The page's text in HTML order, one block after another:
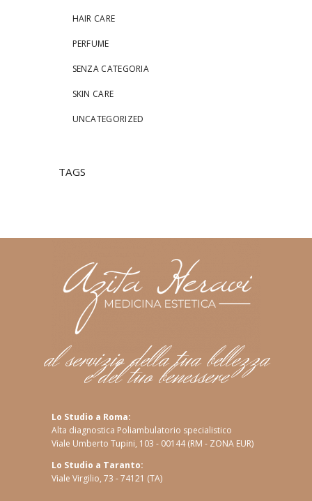
HAIR CARE
PERFUME
SENZA CATEGORIA
SKIN CARE
UNCATEGORIZED
TAGS
al servizio della tua bellezza
e del tuo benessere
Lo Studio a Roma:
Alta diagnostica Poliambulatorio specialistico
Viale Umberto Tupini, 103 - 00144 (RM - ZONA EUR)
Lo Studio a Taranto:
Viale Virgilio, 73 - 74121 (TA)